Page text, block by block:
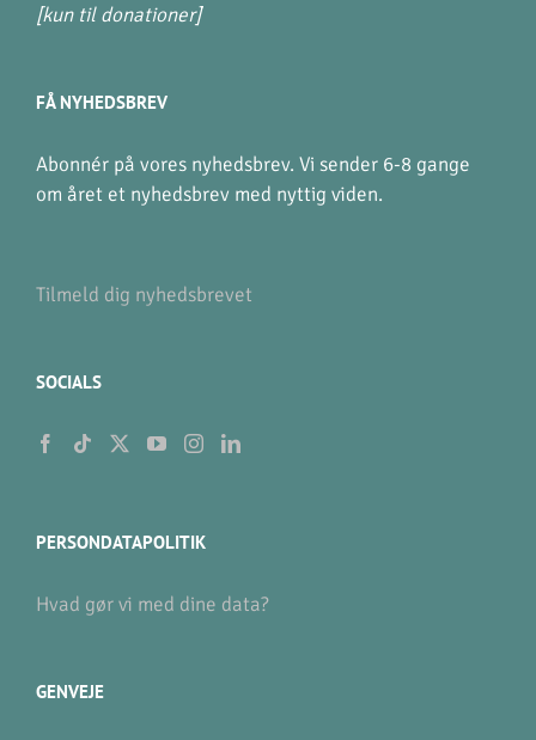
[kun til donationer]
FÅ NYHEDSBREV
Abonnér på vores nyhedsbrev. Vi sender 6-8 gange
om året et nyhedsbrev med nyttig viden.
Tilmeld dig nyhedsbrevet
SOCIALS
PERSONDATAPOLITIK
Hvad gør vi med dine data?
GENVEJE